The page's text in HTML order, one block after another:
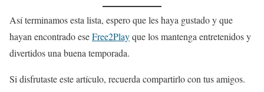
Así terminamos esta lista, espero que les haya gustado y que
hayan encontrado eseFree2Playque los mantenga entretenidos y
divertidos una buena temporada.
Si disfrutaste este artículo, recuerda compartirlo con tus amigos.